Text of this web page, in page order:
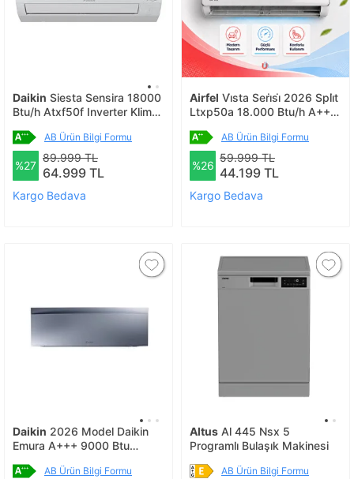
Daikin Siesta Sensira 18000
Btu/h Atxf50f Inverter Klima
Yeni Seri)AB Ürün Bilgi Formu
%27
89.999 TL
64.999 TL
Kargo Bedava
Airfel Vi̇sta Seri̇si̇ 2026 Spli̇t
Ltxp50a 18.000 Btu/h A++
AB Ürün Bilgi Formu
%26
59.999 TL
44.199 TL
Kargo Bedava
Daikin 2026 Model Daikin
Emura A+++ 9000 Btu
AB Ürün Bilgi Formu
Altus Al 445 Nsx 5
Programlı Bulaşık Makinesi
AB Ürün Bilgi Formu